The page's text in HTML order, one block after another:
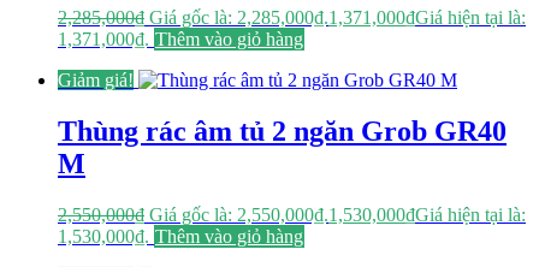
2,285,000₫ Giá gốc là: 2,285,000₫.1,371,000₫Giá hiện tại là:
1,371,000₫. Thêm vào giỏ hàng
Giảm giá!
Thùng rác âm tủ 2 ngăn Grob GR40
M
2,550,000₫ Giá gốc là: 2,550,000₫.1,530,000₫Giá hiện tại là:
1,530,000₫. Thêm vào giỏ hàng